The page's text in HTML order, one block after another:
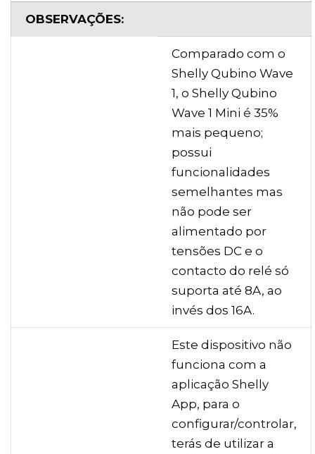
OBSERVAÇÕES:
Comparado com o
Shelly Qubino Wave
1, o Shelly Qubino
Wave 1 Mini é 35%
mais pequeno;
possui
funcionalidades
semelhantes mas
não pode ser
alimentado por
tensões DC e o
contacto do relé só
suporta até 8A, ao
invés dos 16A.
Este dispositivo não
funciona com a
aplicação Shelly
App, para o
configurar/controlar,
terás de utilizar a